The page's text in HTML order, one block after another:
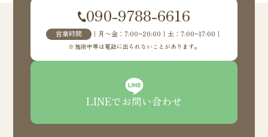
090-9788-6616
営業時間 ｜月〜金：7:00~20:00｜土：7:00~17:00｜
施術中等は電話に出られないことがあります。
LINEでお問い合わせ